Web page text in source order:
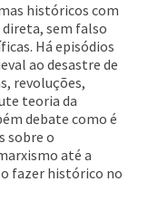
históricos com
direta, sem falso
Há episódios
ao desastre de
revoluções,
teoria da
debate como é
sobre o
até a
fazer histórico no